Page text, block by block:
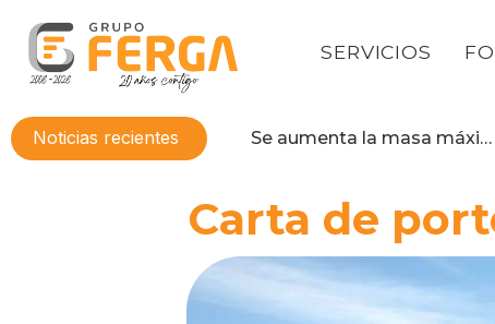
SERVICIOS
Noticias recientes Se aumenta la masa máxima permitida a 44 toneladas para camiones
Carta de